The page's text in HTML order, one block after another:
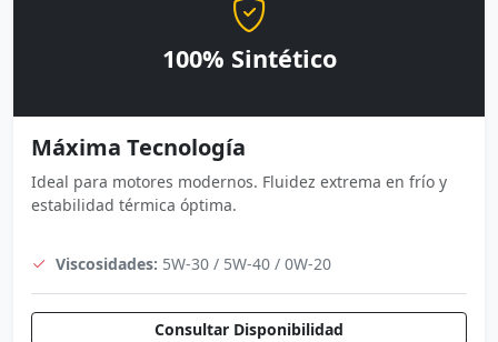
100% Sintético
Máxima Tecnología
Ideal para motores modernos. Fluidez extrema en frío y
estabilidad térmica óptima.
Viscosidades: 5W-30 / 5W-40 / 0W-20
Consultar Disponibilidad